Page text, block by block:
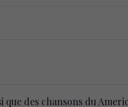
des chansons du